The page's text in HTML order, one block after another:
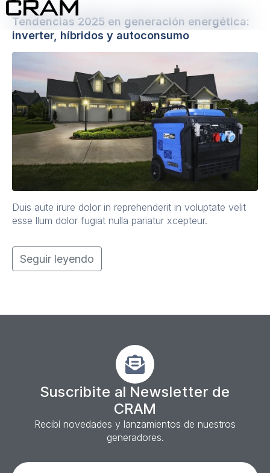
Tendencias 2025 en generación energética:
inverter, híbridos y autoconsumo
Duis aute irure dolor in reprehenderit in voluptate velit
esse llum dolor fugiat nulla pariatur xcepteur.
Seguir leyendo
Suscribite al Newsletter de
CRAM
Recibí novedades y lanzamientos de nuestros
generadores.